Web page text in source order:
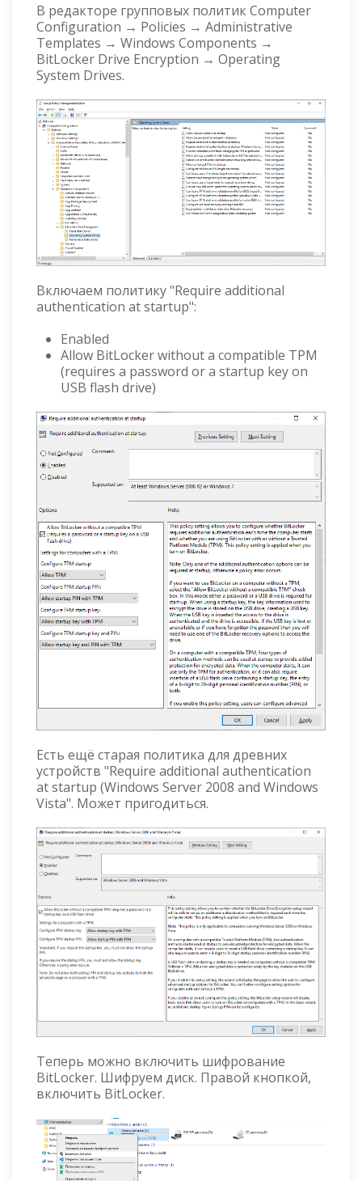
В редакторе групповых политик Computer
Configuration → Policies → Administrative
Templates → Windows Components →
BitLocker Drive Encryption → Operating
System Drives.
Включаем политику "Require additional
authentication at startup":
Enabled
Allow BitLocker without a compatible TPM
(requires a password or a startup key on
USB flash drive)
Есть ещё старая политика для древних
устройств "Require additional authentication
at startup (Windows Server 2008 and Windows
Vista". Может пригодиться.
Теперь можно включить шифрование
BitLocker. Шифруем диск. Правой кнопкой,
включить BitLocker.